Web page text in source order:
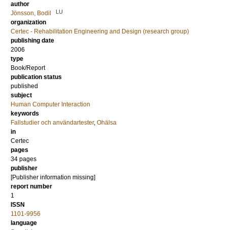
author
Jönsson, Bodil
LU
organization
Certec - Rehabilitation Engineering and Design (research group)
publishing date
2006
type
Book/Report
publication status
published
subject
Human Computer Interaction
keywords
Fallstudier och användartester, Ohälsa
in
Certec
pages
34 pages
publisher
[Publisher information missing]
report number
1
ISSN
1101-9956
language